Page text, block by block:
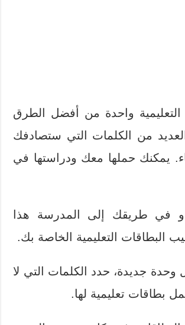
التعليمية واحدة من أفضل الطرق
من الكلمات التي ستصادفك
يمكنك حملها معك ودراستها في
و في طريقك إلى المدرسة هذا
البطاقات التعليمية الخاصة بك.
وحدة جديدة، حدد الكلمات التي لا
بطاقات تعليمية لها.